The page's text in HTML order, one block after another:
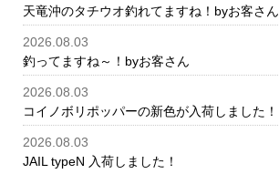
天竜沖のタチウオ釣れてますね！byお客さん
2026.08.03
釣ってますね～！byお客さん
2026.08.03
コイノボリポッパーの新色が入荷しました！
2026.08.03
JAIL typeN 入荷しました！